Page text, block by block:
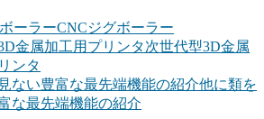
ーラーCNCジグボーラー
金属加工用プリンタ次世代型3D金属
ンタ
ない豊富な最先端機能の紹介他に類を
な最先端機能の紹介